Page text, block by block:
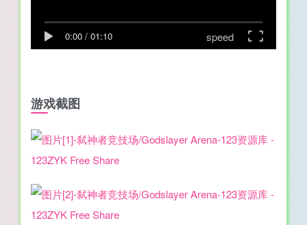
0:00 / 01:10 speed
游戏截图